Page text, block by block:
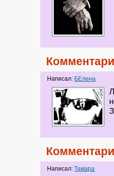
Написал: БЕлена
Написал:Тамара